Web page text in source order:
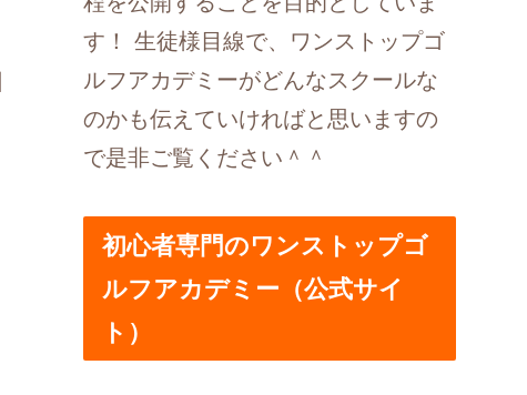
す！ 生徒様目線で、ワンストップゴ
ルフアカデミーがどんなスクールな
のかも伝えていければと思いますの
で是非ご覧ください＾＾
初心者専門のワンストップゴ
ルフアカデミー（公式サイ
ト）